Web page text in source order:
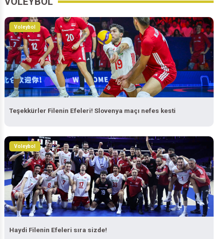
Voleybol
Teşekkürler Filenin Efeleri! Slovenya maçı nefes kesti
Voleybol
Haydi Filenin Efeleri sıra sizde!